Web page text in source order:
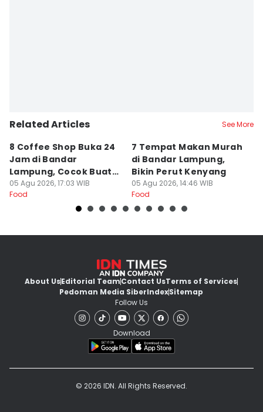
Related Articles See More
8 Coffee Shop Buka 24
Jam di Bandar
Lampung, Cocok Buat
Begadang
05 Agu 2026, 17:03 WIB
Food
7 Tempat Makan Murah
di Bandar Lampung,
Bikin Perut Kenyang
05 Agu 2026, 14:46 WIB
Food
About UsEditorial TeamContact UsTerms of Services
Pedoman Media SiberIndexSitemap
Follow Us
Download
© 2026 IDN. All Rights Reserved.